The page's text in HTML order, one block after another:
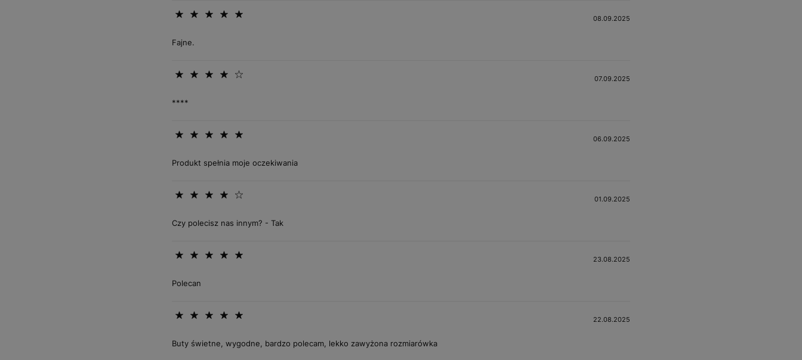
08.09.2025
Fajne.
07.09.2025
****
06.09.2025
Produkt spełnia moje oczekiwania
01.09.2025
Czy polecisz nas innym? - Tak
23.08.2025
Polecan
22.08.2025
Buty świetne, wygodne, bardzo polecam, lekko zawyżona rozmiarówka